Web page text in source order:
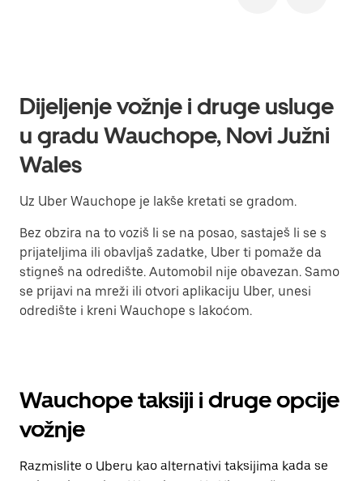
Dijeljenje vožnje i druge usluge
u gradu Wauchope, Novi Južni
Wales
Uz Uber Wauchope je lakše kretati se gradom.
Bez obzira na to voziš li se na posao, sastaješ li se s
prijateljima ili obavljaš zadatke, Uber ti pomaže da
stigneš na odredište. Automobil nije obavezan. Samo
se prijavi na mreži ili otvori aplikaciju Uber, unesi
odredište i kreni Wauchope s lakoćom.
Wauchope taksiji i druge opcije
vožnje
Razmislite o Uberu kao alternativi taksijima kada se